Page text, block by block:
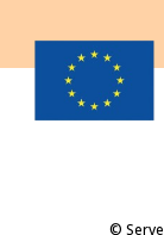
©